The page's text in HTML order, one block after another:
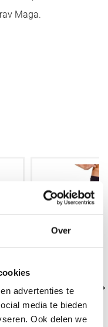
Over
advertenties te
media te bieden
Ook delen we
Maga.